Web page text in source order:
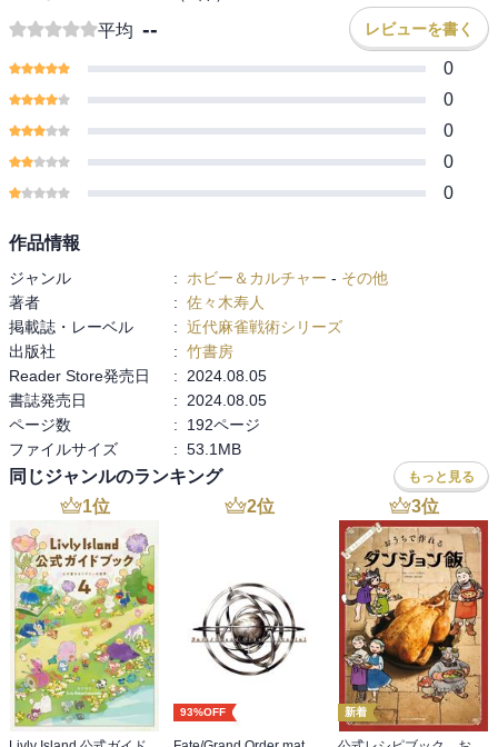
平均 -- レビューを書く
0
0
0
0
0
作品情報
ジャンル : ホビー＆カルチャー - その他
著者
: 佐々木寿人
掲載誌・レーベル
: 近代麻雀戦術シリーズ
出版社
: 竹書房
Reader Store発売日
:
2024.08.05
書誌発売日
:
2024.08.05
ページ数
:
192ページ
ファイルサイズ
: 53.1MB
同じジャンルのランキング もっと見る
1位 2位
93%OFF
3位
新着